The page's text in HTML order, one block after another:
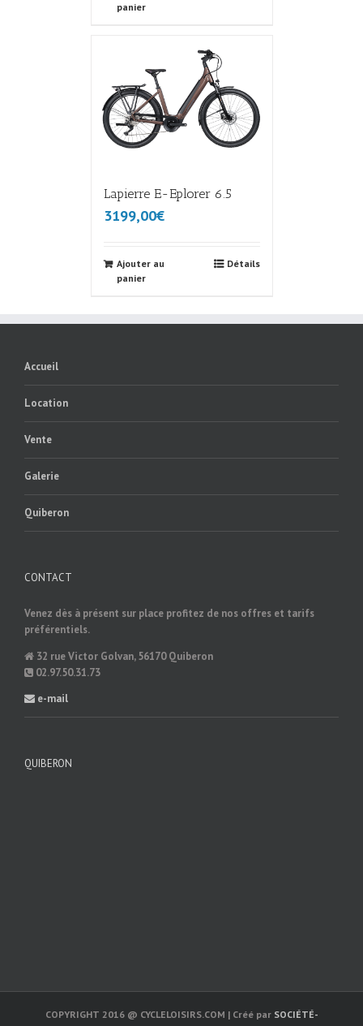
panier
Lapierre E-Eplorer 6.5
3199,00€
Ajouter au
panier
Détails
Accueil
Location
Vente
Galerie
Quiberon
CONTACT
Venez dès à présent sur place profitez de nos offres et tarifs
préférentiels.
32 rue Victor Golvan, 56170 Quiberon
02.97.50.31.73
e-mail
QUIBERON
COPYRIGHT 2016 @ CYCLELOISIRS.COM | Créé par SOCIÉTÉ-